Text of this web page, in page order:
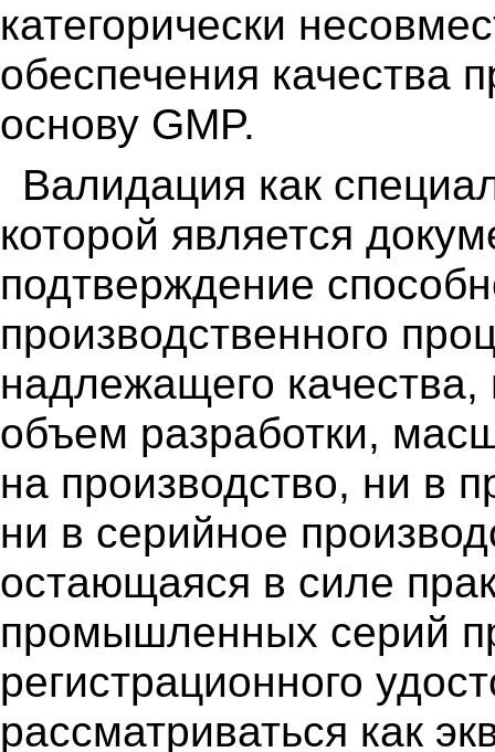
категорически
обеспечения качества
основу GMP.
Валидация как
которой является
подтверждение
производственного
надлежащего
объем разработки,
на производство, ни в
ни в серийное
остающаяся в силе
промышленных серий
регистрационного
рассматриваться как